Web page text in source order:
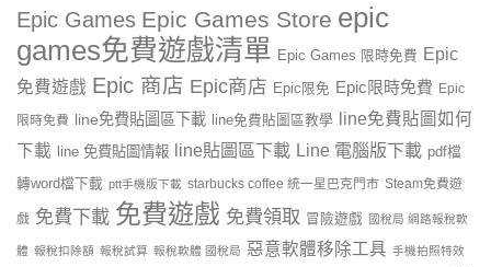
Epic Games Epic Games Store epic
games免費遊戲清單 Epic Games 限時免費 Epic
免費遊戲 Epic 商店 Epic商店 Epic限免 Epic限時免費 Epic
限時免費 line免費貼圖區下載 line免費貼圖區教學
line免費貼圖如何
下載 line 免費貼圖情報 line貼圖區下載 Line 電腦版下載 pdf檔
轉word檔下載 ptt手機版下載 starbucks coffee 統一星巴克門市 Steam免費遊
戲 免費下載 免費遊戲 免費領取 冒險遊戲 國稅局 網路報稅軟
體 報稅扣除額 報稅試算 報稅軟體 國稅局 惡意軟體移除工具 手機拍照特效